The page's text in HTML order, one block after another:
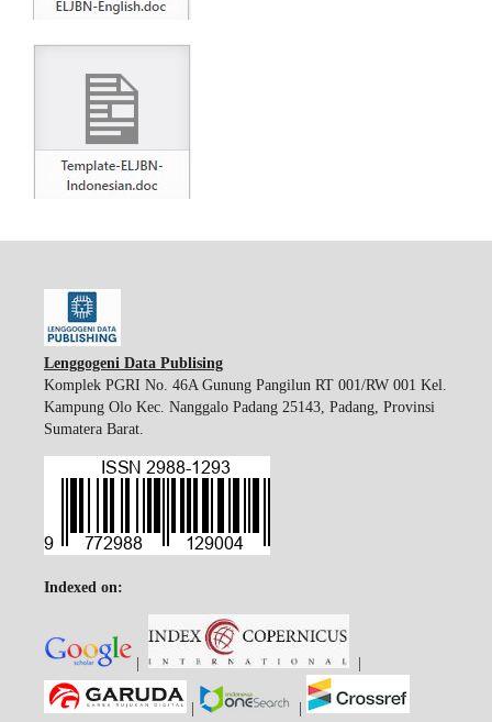
Lenggogeni Data Publising
Komplek PGRI No. 46A Gunung Pangilun RT 001/RW 001 Kel.
Kampung Olo Kec. Nanggalo Padang 25143, Padang, Provinsi
Sumatera Barat.
Indexed on: